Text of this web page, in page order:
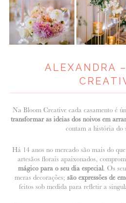
ALEXANDRA
Na Bloom Creative cada casamento é
transformar as ideias dos noivos em
contam a história do
Há 14 anos no mercado são mais do
artesãos florais apaixonados,
mágico para o seu dia especial. Os
meras decorações; são expressões de
feitos sob medida para refletir a